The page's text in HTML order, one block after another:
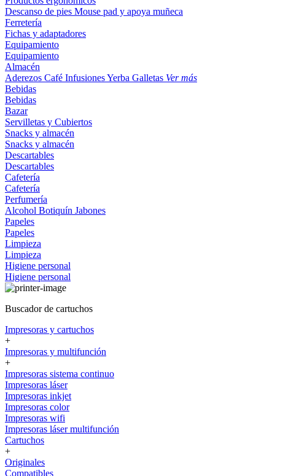
Descanso de pies Mouse pad y apoya muñeca
Ferretería
Fichas y adaptadores
Equipamiento
Equipamiento
Almacén
Aderezos Café InfusionesYerba Galletas Ver más
Bebidas
Bebidas
Bazar
Servilletas y Cubiertos
Snacks y almacén
Snacks y almacén
Descartables
Descartables
Cafetería
Cafetería
Perfumería
Alcohol Botiquín Jabones
Papeles
Papeles
Limpieza
Limpieza
Higiene personal
Higiene personal
Buscador de cartuchos
Impresoras y cartuchos
+
Impresoras y multifunción
+
Impresoras sistema continuo
Impresoras láser
Impresoras inkjet
Impresoras color
Impresoras wifi
Impresoras láser multifunción
Cartuchos
+
Originales
Compatibles